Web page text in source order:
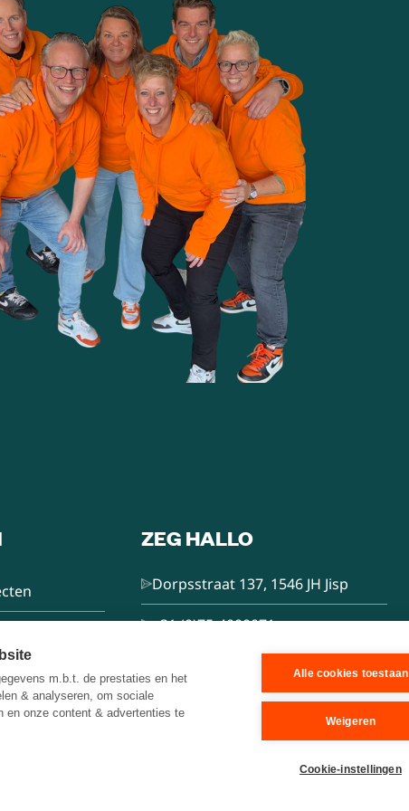
ZEG HALLO
Dorpsstraat 137, 1546 JH Jisp
+31 (0)75-4000071
hello@brainbakery.com
m.b.t. de prestaties en het
& analyseren, om sociale
en onze content & advertenties te
Alle cookies toestaan
Weigeren
Cookie-instellingen